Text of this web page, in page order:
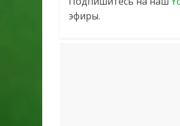
эфиры.